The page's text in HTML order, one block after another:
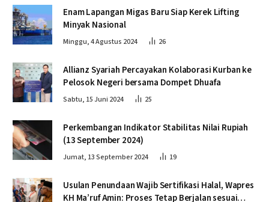
Enam Lapangan Migas Baru Siap Kerek Lifting
Minyak Nasional
Minggu, 4 Agustus 2024 26
Allianz Syariah Percayakan Kolaborasi Kurban ke
Pelosok Negeri bersama Dompet Dhuafa
Sabtu, 15 Juni 2024 25
Perkembangan Indikator Stabilitas Nilai Rupiah
(13 September 2024)
Jumat, 13 September 2024 19
Usulan Penundaan Wajib Sertifikasi Halal, Wapres
KH Ma’ruf Amin: Proses Tetap Berjalan sesuai